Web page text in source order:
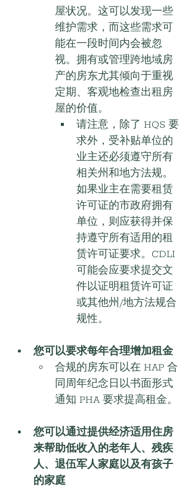
屋状况。这可以发现一些
维护需求，而这些需求可
能在一段时间内会被忽
视。拥有或管理跨地域房
产的房东尤其倾向于重视
定期、客观地检查出租房
屋的价值。
请注意，除了 HQS 要
求外，受补贴单位的
业主还必须遵守所有
相关州和地方法规。
如果业主在需要租赁
许可证的市政府拥有
单位，则应获得并保
持遵守所有适用的租
赁许可证要求。CDLI
可能会应要求提交文
件以证明租赁许可证
或其他州/地方法规合
规性。
您可以要求每年合理增加租金
合规的房东可以在 HAP 合
同周年纪念日以书面形式
通知 PHA 要求提高租金。
您可以通过提供经济适用住房
来帮助低收入的老年人、残疾
人、退伍军人家庭以及有孩子
的家庭